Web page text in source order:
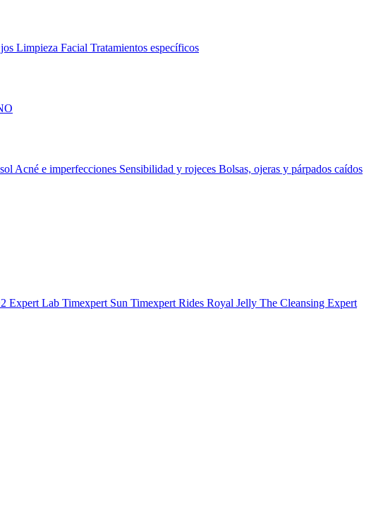
Limpieza Facial Tratamientos específicos
Acné e imperfecciones Sensibilidad y rojeces Bolsas, ojeras y párpados caídos
Expert Lab Timexpert Sun Timexpert Rides Royal Jelly The Cleansing Expert